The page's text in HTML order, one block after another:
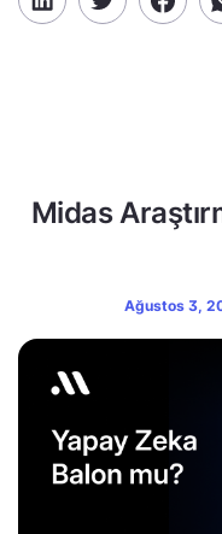
Midas
Ağustos 3,